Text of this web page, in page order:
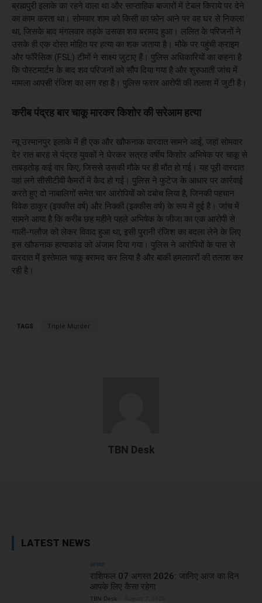
ब्रह्मपुरी इलाके का रहने वाला था और साप्ताहिक बाजारों में टेबल किराये पर देने
का काम करता था। सोमवार शाम को किसी का फोन आने पर वह घर से निकला
था, जिसके बाद मंगलवार तड़के उसका शव बरामद हुआ। ललित के परिजनों ने
उसके ही एक दोस्त मोहित पर हत्या का शक जताया है। मौके पर पहुंची क्राइम
और फॉरेंसिक (FSL) टीमों ने साक्ष्य जुटाए हैं। पुलिस अधिकारियों का कहना है
कि पोस्टमार्टम के बाद शव परिजनों को सौंप दिया गया है और शुरुआती जांच में
मामला आपसी रंजिश का लग रहा है। पुलिस फरार आरोपी की तलाश में जुटी है।
करीब पंद्रह बार चाकू मारकर किशोर की सरेआम हत्या
न्यू उस्मानपुर इलाके में ही एक और खौफनाक वारदात सामने आई, जहां सोमवार
देर रात बारह से पंद्रह युवकों ने घेरकर सत्रह वर्षीय किशोर अभिषेक पर चाकू से
ताबड़तोड़ कई वार किए, जिससे उसकी मौके पर ही मौत हो गई। यह पूरी वारदात
वहां लगे सीसीटीवी कैमरों में कैद हो गई। पुलिस ने फुटेज के आधार पर कार्रवाई
करते हुए दो नाबालिगों समेत चार आरोपियों को दबोच लिया है, जिनकी पहचान
विवेक ठाकुर (इक्कीस वर्ष) और निक्की (इक्कीस वर्ष) के रूप में हुई है। जांच में
सामने आया है कि करीब छह महीने पहले अभिषेक के जीजा का एक आरोपी से
गाली-गलौज को लेकर विवाद हुआ था, इसी पुरानी रंजिश का बदला लेने के लिए
इस खौफनाक हत्याकांड को अंजाम दिया गया। पुलिस ने आरोपियों के पास से
वारदात में इस्तेमाल चाकू बरामद कर लिया है और बाकी हमलावरों की तलाश कर
रही है।
TAGS Triple Murder
TBN Desk
LATEST NEWS
आस्था
राशिफल 07 अगस्त 2026: जानिए आज का दिन
आपके लिए कैसा रहेगा
TBN Desk